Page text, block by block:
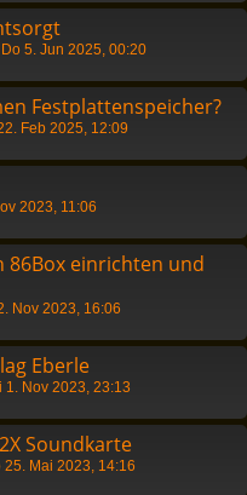
Do 5. Jun 2025, 00:20
Festplattenspeicher?
Feb 2025, 12:09
2023, 11:06
86Box einrichten und
Nov 2023, 16:06
Eberle
1. Nov 2023, 23:13
Soundkarte
25. Mai 2023, 14:16